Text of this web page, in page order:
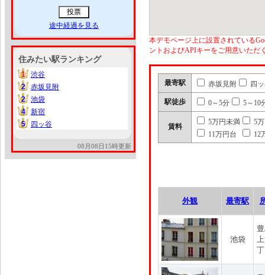
途中経過を見る
住みたい駅ランキング
1
1
渋谷
2
2
赤坂見附
2
2
池袋
4
4
新宿
5
5 四ッ谷
08月08日15時更新
本デモページ上に設置されている
ントおよびAPIキーをご用意いただ
最寄駅 赤坂見附 四
駅徒歩 0～5分 5～10
賃料
5万円未満
5
11万円台
12
外観 最寄駅
池袋